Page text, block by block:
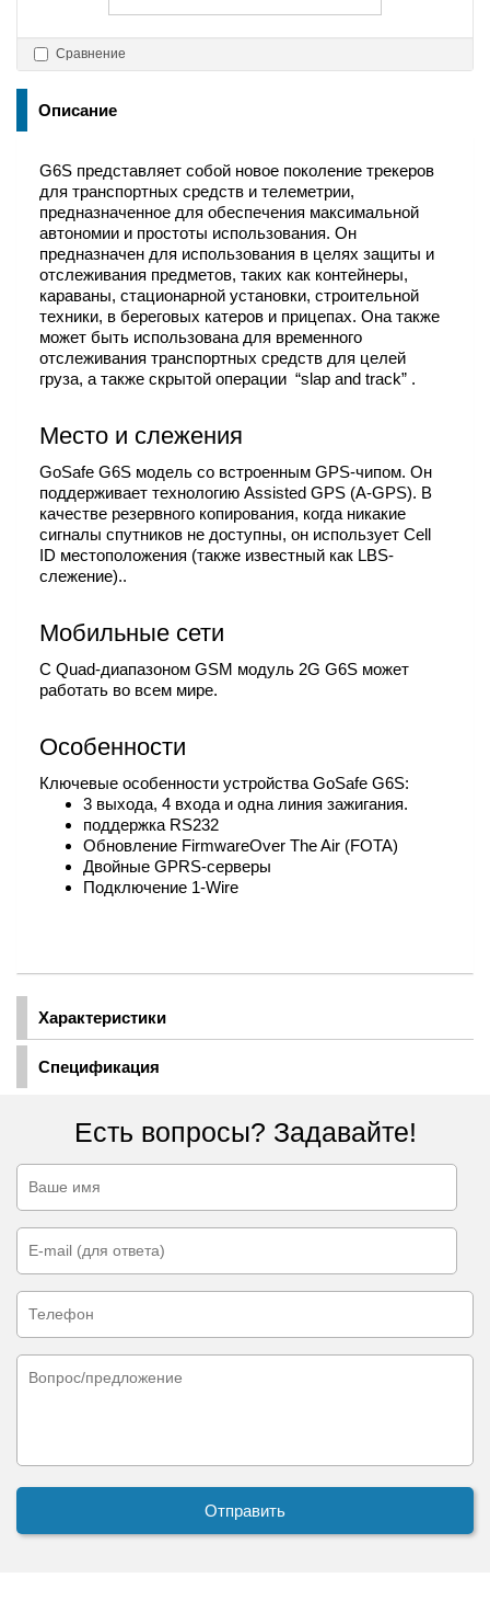
Сравнение
Описание
Характеристики
Спецификация
G6S представляет собой новое поколение трекеров
для транспортных средств и телеметрии,
предназначенное для обеспечения максимальной
автономии и простоты использования. Он
предназначен для использования в целях защиты и
отслеживания предметов, таких как контейнеры,
караваны, стационарной установки, строительной
техники, в береговых катеров и прицепах. Она также
может быть использована для временного
отслеживания транспортных средств для целей
груза, а также скрытой операции “slap and track” .
Место и слежения
GoSafe G6S модель со встроенным GPS-чипом. Он
поддерживает технологию Assisted GPS (A-GPS). В
качестве резервного копирования, когда никакие
сигналы спутников не доступны, он использует Cell
ID местоположения (также известный как LBS-
слежение)..
Мобильные сети
С Quad-диапазоном GSM модуль 2G G6S может
работать во всем мире.
Особенности
Ключевые особенности устройства GoSafe G6S:
3 выхода, 4 входа и одна линия зажигания.
поддержка RS232
Обновление FirmwareOver The Air (FOTA)
Двойные GPRS-серверы
Подключение 1-Wire
Есть вопросы? Задавайте!